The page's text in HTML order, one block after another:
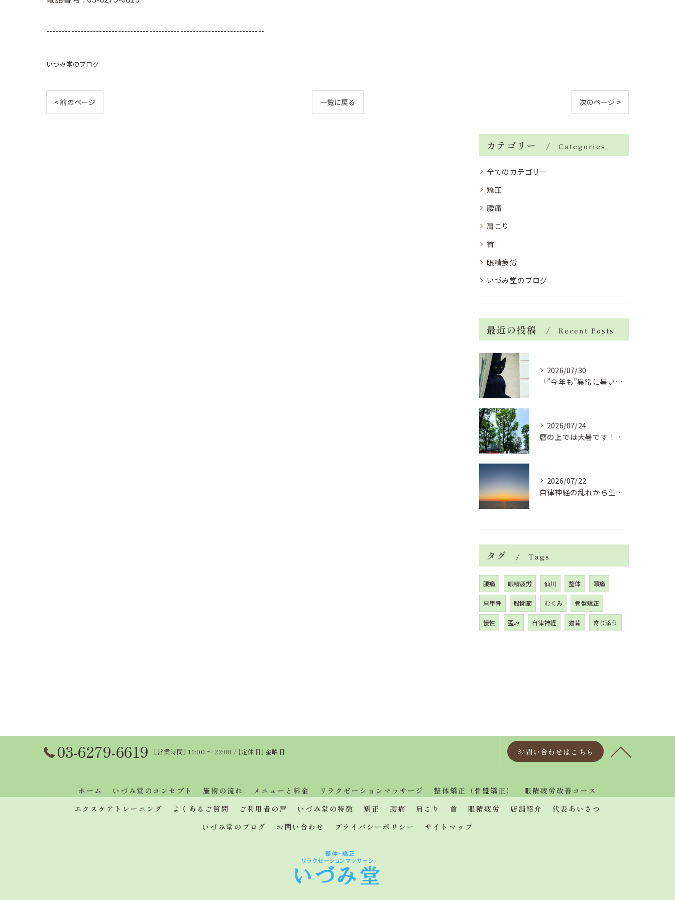
----------------------------------------------------------------------
いづみ堂のブログ
< 前のページ 一覧に戻る 次のページ >
カテゴリー Categories
全てのカテゴリー
矯正
腰痛
肩こり
首
眼精疲労
いづみ堂のブログ
最近の投稿 Recent Posts
2026/07/30
「”今年も”異常に暑い夏」酷暑+冷房＝夏風邪、腰痛、ひざの痛...
2026/07/24
暦の上では大暑です！腰痛や肩こりから来る頭痛
2026/07/22
自律神経の乱れから生活習慣病、血液循環の滞り
タグ Tags
腰痛 眼精疲労 仙川 整体 頭痛
肩甲骨 股関節 むくみ 骨盤矯正
慢性 歪み 自律神経 猫背 寄り添う
03-6279-6619 [営業時間] 11:00 〜 22:00 / [定休日] 金曜日 お問い合わせはこちら
ホーム いづみ堂のコンセプト 施術の流れ メニューと料金 リラクゼーションマッサージ 整体矯正（骨盤矯正）
眼精疲労改善コース
エクスケアトレーニング
よくあるご質問 ご利用者の声 いづみ堂の特徴 矯正 腰痛 肩こり 首 眼精疲労 店舗紹介
代表あいさつ
いづみ堂のブログ
お問い合わせ プライバシーポリシー サイトマップ